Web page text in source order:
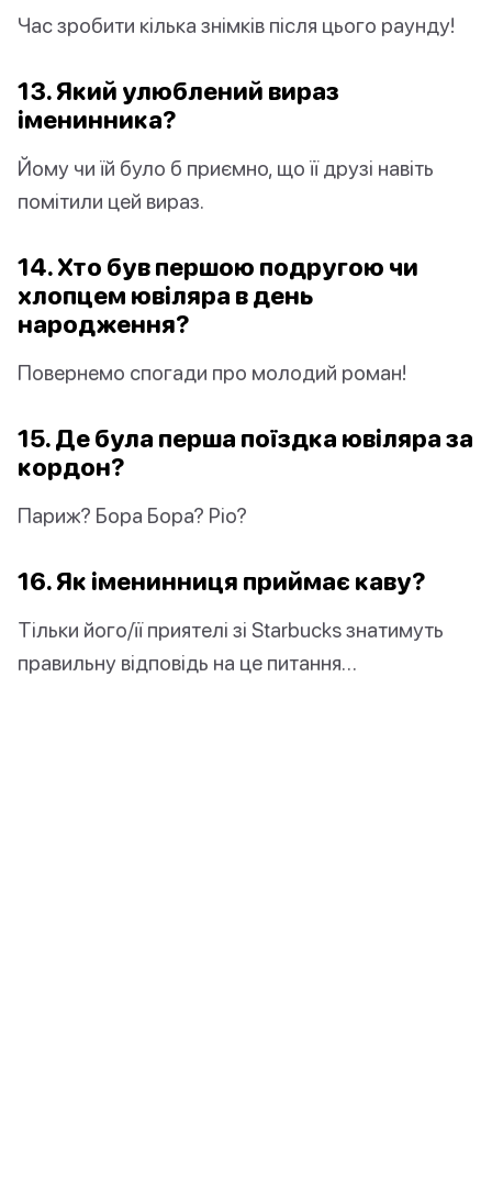
Час зробити кілька знімків після цього раунду!
13. Який улюблений вираз
іменинника?
Йому чи їй було б приємно, що її друзі навіть
помітили цей вираз.
14. Хто був першою подругою чи
хлопцем ювіляра в день
народження?
Повернемо спогади про молодий роман!
15. Де була перша поїздка ювіляра за
кордон?
Париж? Бора Бора? Ріо?
16. Як іменинниця приймає каву?
Тільки його/її приятелі зі Starbucks знатимуть
правильну відповідь на це питання…